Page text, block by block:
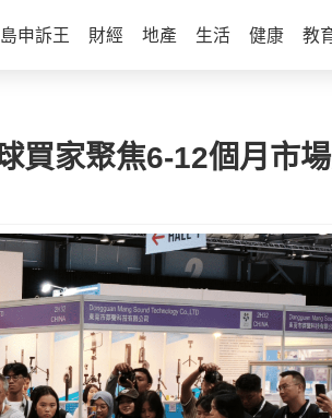
申訴王 財經 地產 生活 健康 教
買家聚焦6-12個月市